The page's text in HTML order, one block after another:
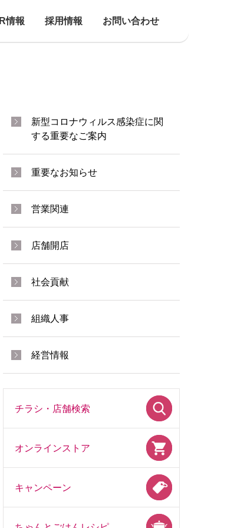
IR情報 採用情報 お問い合わせ
新型コロナウィルス感染症に関
する重要なご案内
重要なお知らせ
営業関連
店舗開店
社会貢献
組織人事
経営情報
チラシ・店舗検索
オンラインストア
キャンペーン